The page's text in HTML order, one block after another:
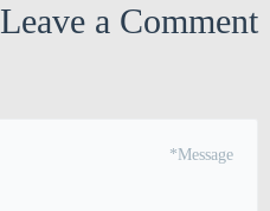
Leave a Comment